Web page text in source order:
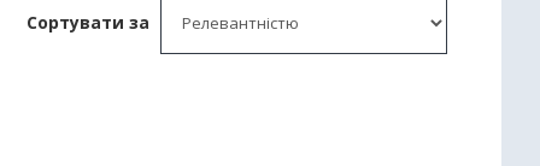
Сортувати за